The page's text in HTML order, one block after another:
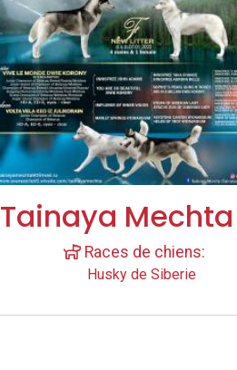
Tainaya Mechta
Races de chiens:
Husky de Siberie